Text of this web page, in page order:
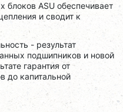
блоков ASU обеспечивает
и сводит к
- результат
подшипников и новой
гарантия от
до капитальной